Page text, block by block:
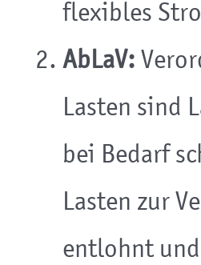
flexibles
AbLaV:
Lasten sind
bei Bedarf
Lasten zur
entlohnt